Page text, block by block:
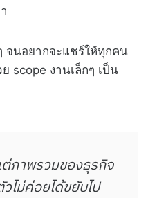
จนอยากจะแชร์ให้ทุกคน
scope งานเล็กๆ เป็น
ภาพรวมของธุรกิจ
ไม่ค่อยได้ขยับไป